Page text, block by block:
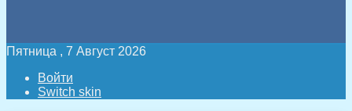
Пятница , 7 Август 2026
Войти
Switch skin